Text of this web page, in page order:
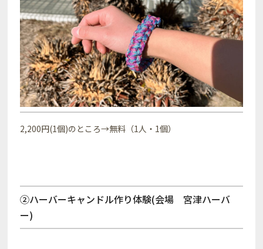
2,200円(1個)のところ→無料（1人・1個）
②ハーバーキャンドル作り体験(会場 宮津ハーバ
ー)